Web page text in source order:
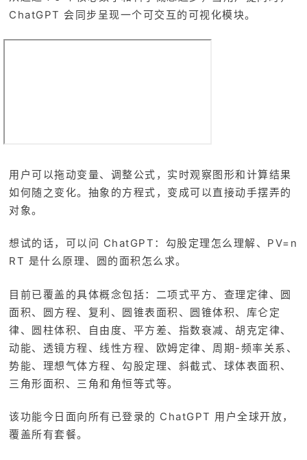
ChatGPT 会同步呈现一个可交互的可视化模块。
用户可以拖动变量、调整公式，实时观察图形和计算结果
如何随之变化。抽象的方程式，变成可以直接动手摆弄的
对象。
想试的话，可以问 ChatGPT：勾股定理怎么理解、PV=n
RT 是什么原理、圆的面积怎么求。
目前已覆盖的具体概念包括：二项式平方、查理定律、圆
面积、圆方程、复利、圆锥表面积、圆锥体积、库仑定
律、圆柱体积、自由度、平方差、指数衰减、胡克定律、
动能、透镜方程、线性方程、欧姆定律、周期-频率关系、
势能、理想气体方程、勾股定理、斜截式、球体表面积、
三角形面积、三角和角恒等式等。
该功能今日面向所有已登录的 ChatGPT 用户全球开放，
覆盖所有套餐。